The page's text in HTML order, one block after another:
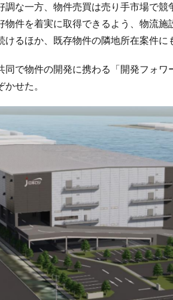
調な一方、物件売買は売り手市場で競
物件を着実に取得できるよう、物流
るほか、既存物件の隣地所在案件に
同で物件の開発に携わる「開発フォ
せた。